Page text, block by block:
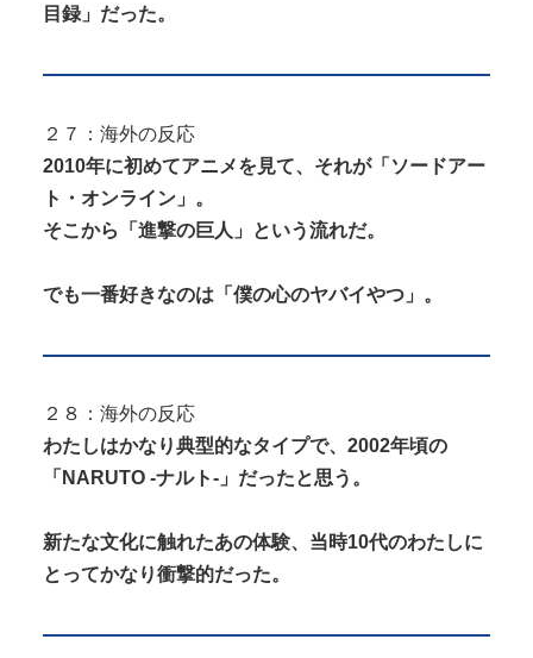
目録」だった。
２７：海外の反応
2010年に初めてアニメを見て、それが「ソードアー
ト・オンライン」。
そこから「進撃の巨人」という流れだ。
でも一番好きなのは「僕の心のヤバイやつ」。
２８：海外の反応
わたしはかなり典型的なタイプで、2002年頃の
「NARUTO -ナルト-」だったと思う。
新たな文化に触れたあの体験、当時10代のわたしに
とってかなり衝撃的だった。